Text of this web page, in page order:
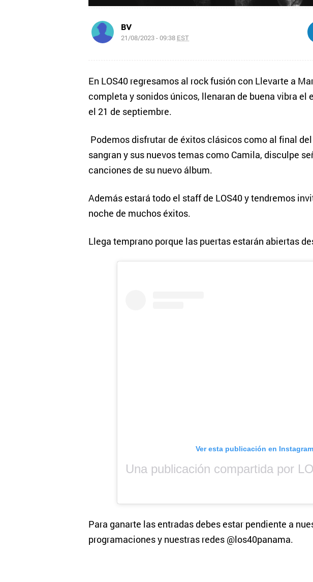
BV
21/08/2023 - 09:38 EST
En LOS40 regresamos al rock fusión con Llevarte a
completa y sonidos únicos, llenaran de buena vibra el
el 21 de septiembre.
Podemos disfrutar de éxitos clásicos como al final
sangran y sus nuevos temas como Camila, disculpe
canciones de su nuevo álbum.
Además estará todo el staff de LOS40 y tendremos
noche de muchos éxitos.
Llega temprano porque las puertas estarán abiertas
Ver esta publicación en Instagram
Para ganarte las entradas debes estar pendiente a
programaciones y nuestras redes @los40panama.